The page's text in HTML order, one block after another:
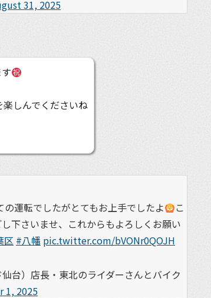
31, 2025
しんでくださいね
運転でしたがとてもお上手でしたよ
こ
下さいませ、これからもよろしくお願い
区 #八幡 pic.twitter.com/bVONr0QOJH
台）店長・東北のライダーさんとバイク
1, 2025